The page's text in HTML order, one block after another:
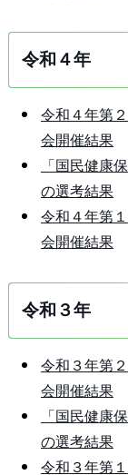
令和４年
令和４年第
会開催結果
「国民健康
の選考結果
令和４年第
会開催結果
令和３年
令和３年第
会開催結果
「国民健康
の選考結果
令和３年第